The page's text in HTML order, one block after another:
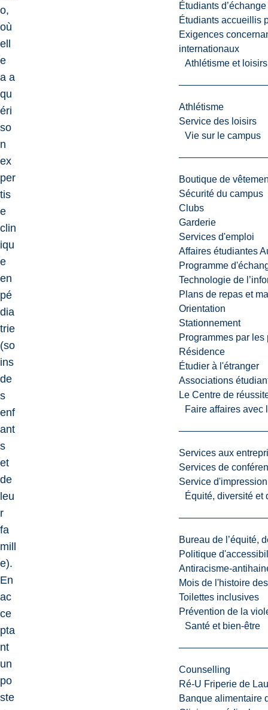
Étudiants
Étudiants accueillis
Exigences
internationaux
Athlétisme et
Athlétisme
Service des loisirs
Vie sur le campus
Boutique de
Sécurité du campus
Clubs
Garderie
Services d'emploi
Affaires étudiantes
Programme
Technologie de
Plans de repas et
Orientation
Stationnement
Programmes par les
Résidence
Étudier à l'étranger
Associations
Le Centre de
Faire affaires avec
Services aux
Services de
Service d'impression
Équité, diversité et
Bureau de l’équité,
Politique
Antiracisme-
Mois de l'histoire
Toilettes inclusives
Prévention de la
Santé et bien-être
Counselling
Ré-U Friperie de
Banque alimentaire
o,
où
ell
e
a a
qu
éri
so
n
ex
per
tis
e
clin
iqu
e
en
pé
dia
trie
(so
ins
de
s
enf
ant
s
et
de
leu
r
fa
mill
e).
En
ac
ce
pta
nt
un
po
ste